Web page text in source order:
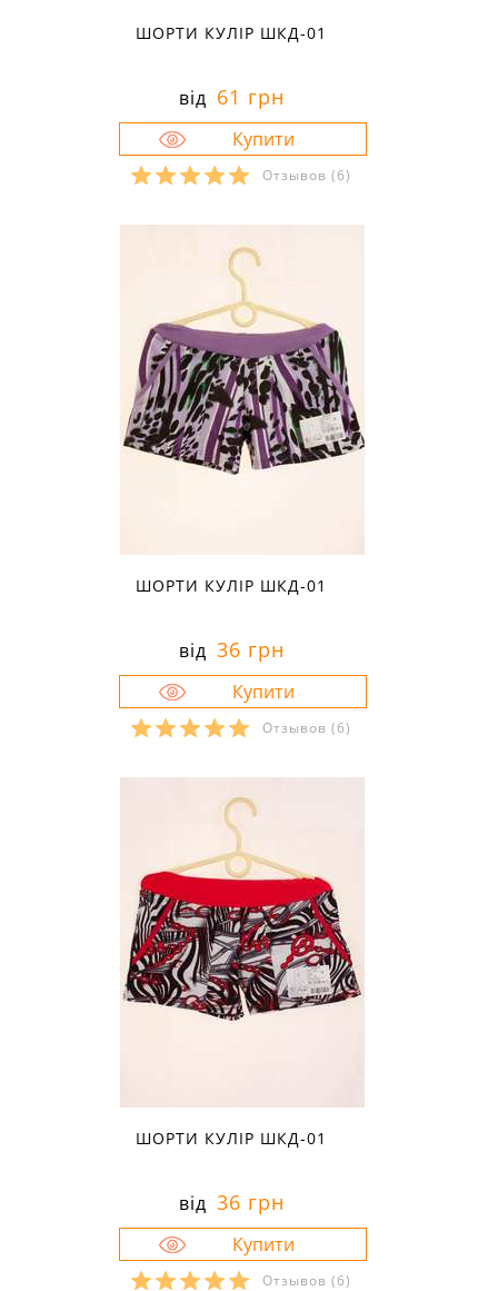
ШОРТИ КУЛІР ШКД-01
від 61 грн
Отзывов (6)
ШОРТИ КУЛІР ШКД-01
від 36 грн
Отзывов (6)
ШОРТИ КУЛІР ШКД-01
від 36 грн
Отзывов (6)